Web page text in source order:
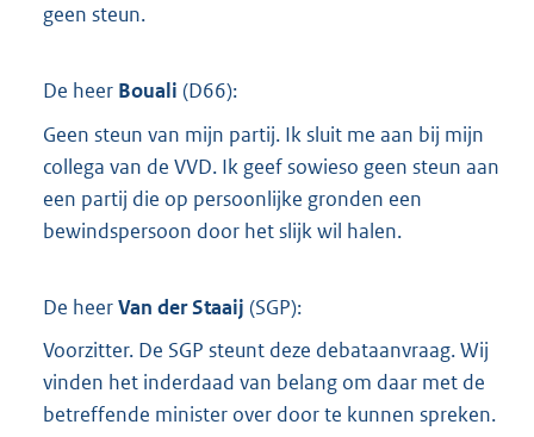
geen steun.
De heer Bouali (D66):
Geen steun van mijn partij. Ik sluit me aan bij mijn
collega van de VVD. Ik geef sowieso geen steun aan
een partij die op persoonlijke gronden een
bewindspersoon door het slijk wil halen.
De heerVan der Staaij (SGP):
Voorzitter. De SGP steunt deze debataanvraag. Wij
vinden het inderdaad van belang om daar met de
betreffende minister over door te kunnen spreken.